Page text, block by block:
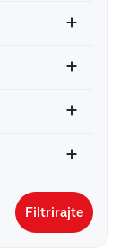
Filtrirajte